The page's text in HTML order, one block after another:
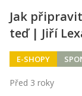
Jak
teď | Jiří
E-SHOPY
Před 3 roky